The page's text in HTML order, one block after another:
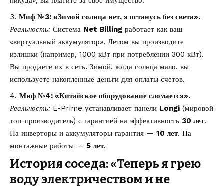
Миф №3: «Зимой солнца нет, я останусь без света».
Реальность: Система Net Billing работает как ваш
«виртуальный аккумулятор». Летом вы производите
излишки (например, 1000 кВт при потреблении 300 кВт).
Вы продаете их в сеть. Зимой, когда солнца мало, вы
используете накопленные деньги для оплаты счетов.
Миф №4: «Китайское оборудование сломается».
Реальность: E-Prime устанавливает панели Longi (мировой
топ-производитель) с гарантией на эффективность 30 лет.
На инверторы и аккумуляторы гарантия — 10 лет. На
монтажные работы — 5 лет.
История соседа: «Теперь я грею
воду электричеством и не